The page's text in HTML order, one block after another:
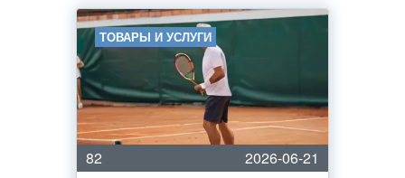
ТОВАРЫ И УСЛУГИ
82
2026-06-21